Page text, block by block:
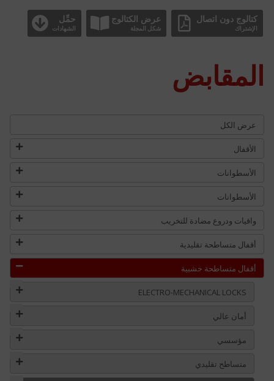
كتالوج دون اتصال
الإشتراك
عرض الكتالوج
شكل المجلة
حمِّل
الشهادات
المقابض
عرض الكل
الأقفال
الأسطوانات
الأسطوانات
واقيات ودروع مضادة للتخريب
أقفال متساطحة تقليدية
أقفال متساطحة خشبية
ELECTRO-MECHANICAL LOCKS
أمان عالي
مؤسسي
متساطح تقليدي